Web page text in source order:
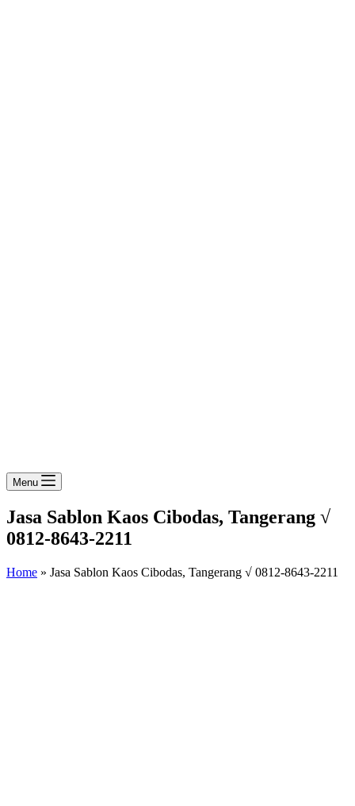
Menu
Jasa Sablon Kaos Cibodas, Tangerang √
0812-8643-2211
Home » Jasa Sablon Kaos Cibodas, Tangerang √ 0812-8643-2211